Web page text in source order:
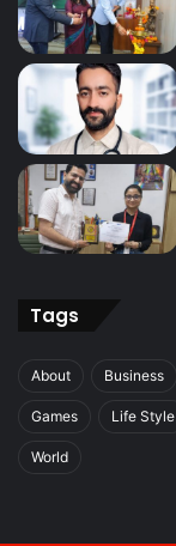
Tags
About Business
Games Life Style
World